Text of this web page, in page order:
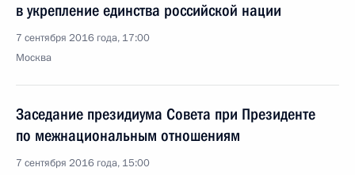
в укрепление единства российской нации
7 сентября 2016 года, 17:00
Москва
Заседание президиума Совета при Президенте
по межнациональным отношениям
7 сентября 2016 года, 15:00